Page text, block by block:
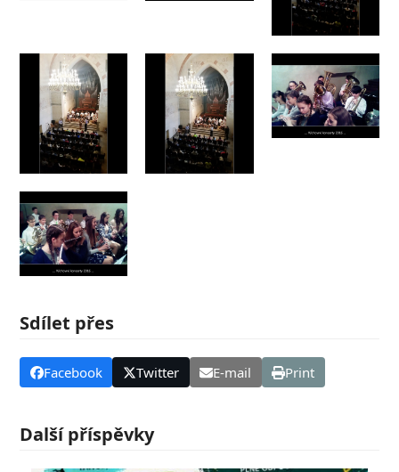
Sdílet přes
Facebook Twitter E-mail Print
Další příspěvky